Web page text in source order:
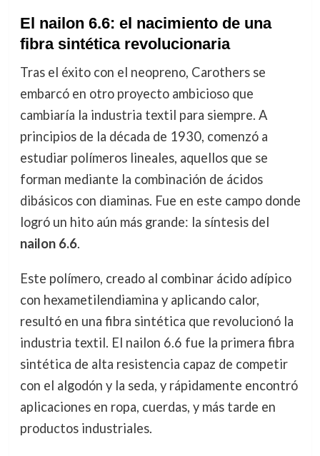
El nailon 6.6: el nacimiento de una
fibra sintética revolucionaria
Tras el éxito con el neopreno, Carothers se
embarcó en otro proyecto ambicioso que
cambiaría la industria textil para siempre. A
principios de la década de 1930, comenzó a
estudiar polímeros lineales, aquellos que se
forman mediante la combinación de ácidos
dibásicos con diaminas. Fue en este campo donde
logró un hito aún más grande: la síntesis del
nailon 6.6.
Este polímero, creado al combinar ácido adípico
con hexametilendiamina y aplicando calor,
resultó en una fibra sintética que revolucionó la
industria textil. El nailon 6.6 fue la primera fibra
sintética de alta resistencia capaz de competir
con el algodón y la seda, y rápidamente encontró
aplicaciones en ropa, cuerdas, y más tarde en
productos industriales.